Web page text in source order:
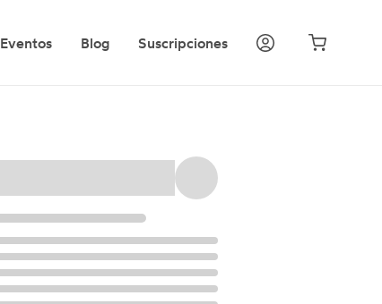
Eventos Blog Suscripciones